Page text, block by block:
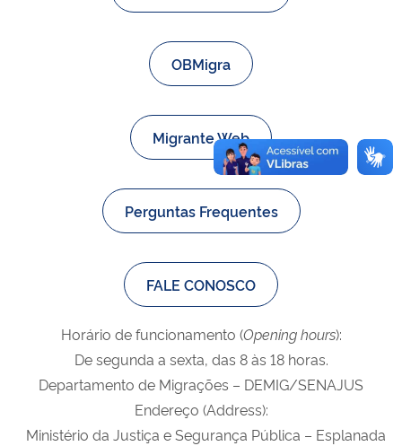
OBMigra
Migrante Web
Perguntas Frequentes
FALE CONOSCO
Horário de funcionamento (Opening hours):
De segunda a sexta, das 8 às 18 horas.
Departamento de Migrações – DEMIG/SENAJUS
Endereço (Address):
Ministério da Justiça e Segurança Pública – Esplanada